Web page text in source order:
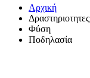
Αρχική
Δραστηριοτητες
Φύση
Ποδηλασία